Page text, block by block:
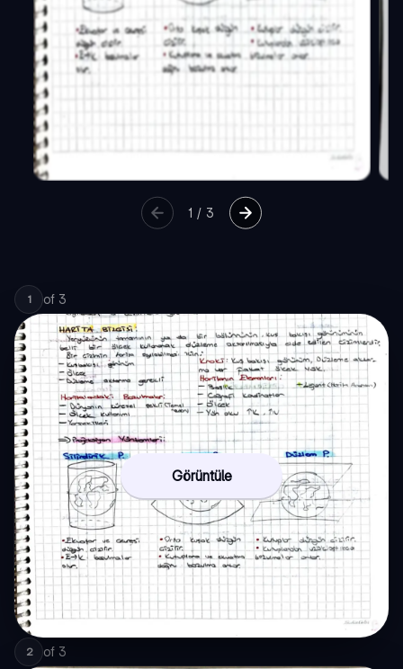
1 / 3
1 of 3
Görüntüle
2 of 3